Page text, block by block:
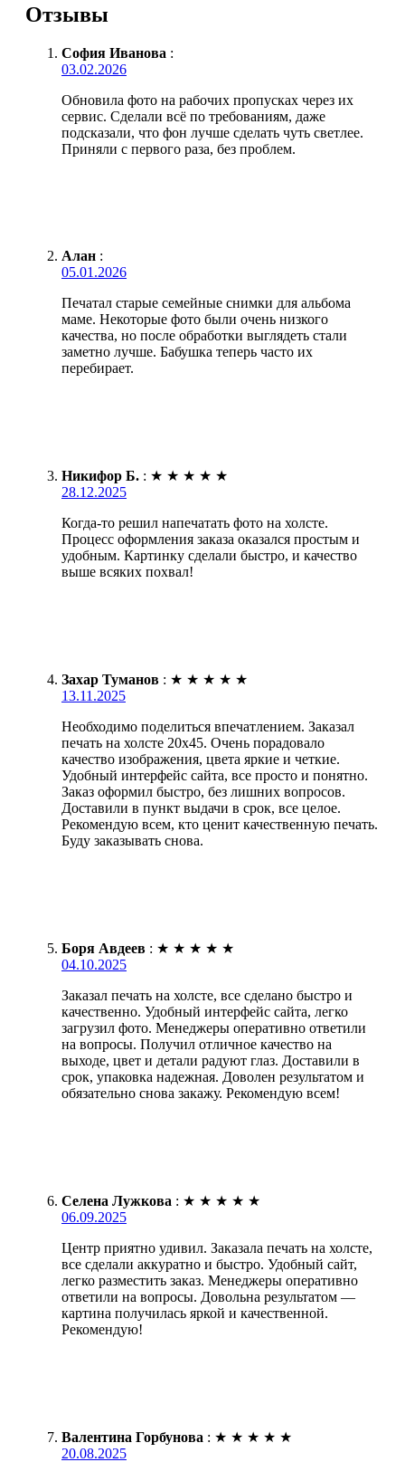
Отзывы
София Иванова :
03.02.2026
Обновила фото на рабочих пропусках через их
сервис. Сделали всё по требованиям, даже
подсказали, что фон лучше сделать чуть светлее.
Приняли с первого раза, без проблем.
Алан :
05.01.2026
Печатал старые семейные снимки для альбома
маме. Некоторые фото были очень низкого
качества, но после обработки выглядеть стали
заметно лучше. Бабушка теперь часто их
перебирает.
Никифор Б. : ★ ★ ★ ★ ★
28.12.2025
Когда-то решил напечатать фото на холсте.
Процесс оформления заказа оказался простым и
удобным. Картинку сделали быстро, и качество
выше всяких похвал!
Захар Туманов : ★ ★ ★ ★ ★
13.11.2025
Необходимо поделиться впечатлением. Заказал
печать на холсте 20х45. Очень порадовало
качество изображения, цвета яркие и четкие.
Удобный интерфейс сайта, все просто и понятно.
Заказ оформил быстро, без лишних вопросов.
Доставили в пункт выдачи в срок, все целое.
Рекомендую всем, кто ценит качественную печать.
Буду заказывать снова.
Боря Авдеев : ★ ★ ★ ★ ★
04.10.2025
Заказал печать на холсте, все сделано быстро и
качественно. Удобный интерфейс сайта, легко
загрузил фото. Менеджеры оперативно ответили
на вопросы. Получил отличное качество на
выходе, цвет и детали радуют глаз. Доставили в
срок, упаковка надежная. Доволен результатом и
обязательно снова закажу. Рекомендую всем!
Селена Лужкова : ★ ★ ★ ★ ★
06.09.2025
Центр приятно удивил. Заказала печать на холсте,
все сделали аккуратно и быстро. Удобный сайт,
легко разместить заказ. Менеджеры оперативно
ответили на вопросы. Довольна результатом —
картина получилась яркой и качественной.
Рекомендую!
Валентина Горбунова : ★ ★ ★ ★ ★
20.08.2025